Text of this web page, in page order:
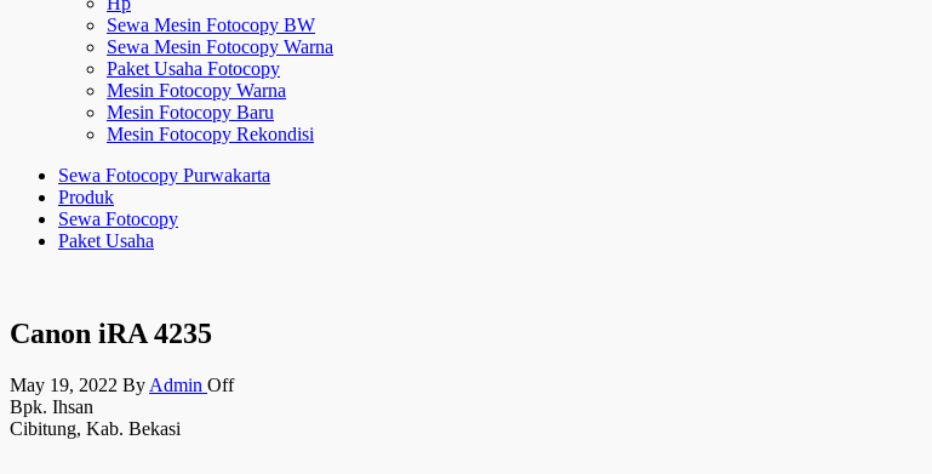
Sewa Mesin Fotocopy BW
Sewa Mesin Fotocopy Warna
Paket Usaha Fotocopy
Mesin Fotocopy Warna
Mesin Fotocopy Baru
Mesin Fotocopy Rekondisi
Sewa Fotocopy Purwakarta
Produk
Sewa Fotocopy
Paket Usaha
Canon iRA 4235
May 19, 2022 By Admin Off
Bpk. Ihsan
Cibitung, Kab. Bekasi